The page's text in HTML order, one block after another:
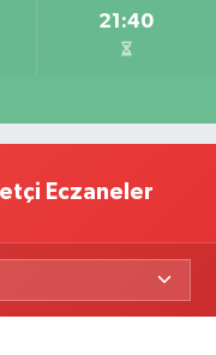
21:40
Eczaneler